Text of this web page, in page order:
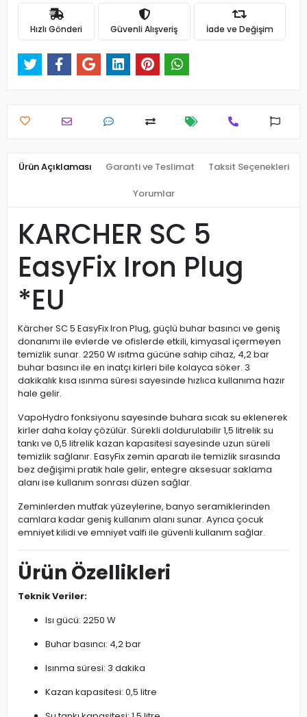
Hızlı Gönderi Güvenli Alışveriş İade ve Değişim
Ürün Açıklaması Garanti ve Teslimat Taksit Seçenekleri
Yorumlar
KARCHER SC 5
EasyFix Iron Plug
*EU
Kärcher SC 5 EasyFix Iron Plug, güçlü buhar basıncı ve geniş
donanımı ile evlerde ve ofislerde etkili, kimyasal içermeyen
temizlik sunar. 2250 W ısıtma gücüne sahip cihaz, 4,2 bar
buhar basıncı ile en inatçı kirleri bile kolayca söker. 3
dakikalık kısa ısınma süresi sayesinde hızlıca kullanıma hazır
hale gelir.
VapoHydro fonksiyonu sayesinde buhara sıcak su eklenerek
kirler daha kolay çözülür. Sürekli doldurulabilir 1,5 litrelik su
tankı ve 0,5 litrelik kazan kapasitesi sayesinde uzun süreli
temizlik sağlanır. EasyFix zemin aparatı ile temizlik sırasında
bez değişimi pratik hale gelir, entegre aksesuar saklama
alanı ise kullanım sonrası düzen sağlar.
Zeminlerden mutfak yüzeylerine, banyo seramiklerinden
camlara kadar geniş kullanım alanı sunar. Ayrıca çocuk
emniyet kilidi ve emniyet valfi ile güvenli kullanım sağlar.
Ürün Özellikleri
Teknik Veriler:
Isı gücü: 2250 W
Buhar basıncı: 4,2 bar
Isınma süresi: 3 dakika
Kazan kapasitesi: 0,5 litre